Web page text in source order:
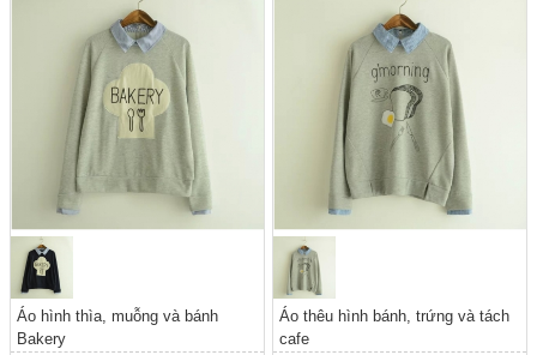
Áo hình thìa, muỗng và bánh
Bakery
Áo thêu hình bánh, trứng và tách
cafe